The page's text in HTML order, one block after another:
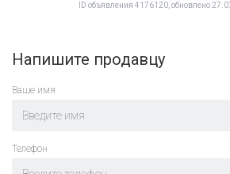
ID объявления 4176120, обновлено
Напишите продавцу
Ваше имя
Телефон